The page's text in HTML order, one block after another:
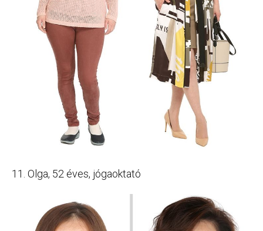
11. Olga, 52 éves, jógaoktató